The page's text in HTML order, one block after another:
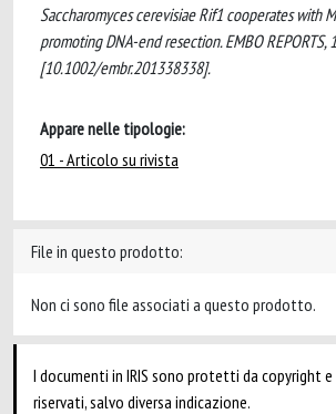
Saccharomyces cerevisiae Rif1 cooperates with
promoting DNA-end resection. EMBO REPORTS,
[10.1002/embr.201338338].
Appare nelle tipologie:
01 - Articolo su rivista
File in questo prodotto:
Non ci sono file associati a questo prodotto.
I documenti in IRIS sono protetti da copyright
riservati, salvo diversa indicazione.